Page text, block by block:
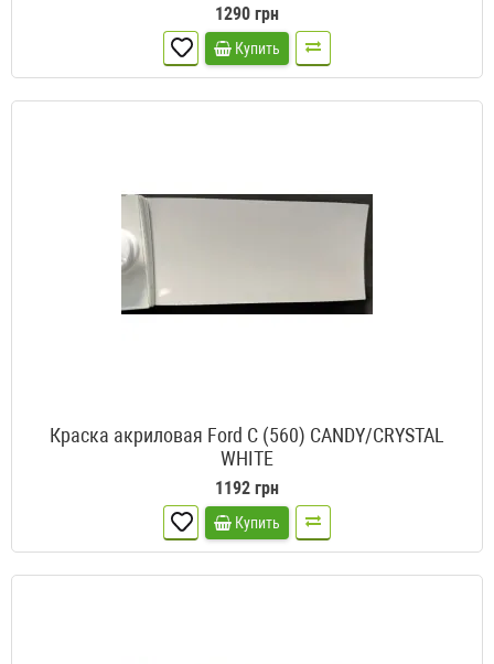
1290 грн
Купить
Краска акриловая Ford C (560) CANDY/CRYSTAL
WHITE
1192 грн
Купить